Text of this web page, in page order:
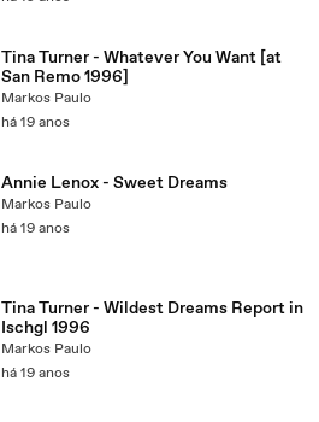
Tina Turner - Whatever You Want [at
San Remo 1996]
Markos Paulo
há 19 anos
Annie Lenox - Sweet Dreams
Markos Paulo
há 19 anos
Tina Turner - Wildest Dreams Report in
Ischgl 1996
Markos Paulo
há 19 anos